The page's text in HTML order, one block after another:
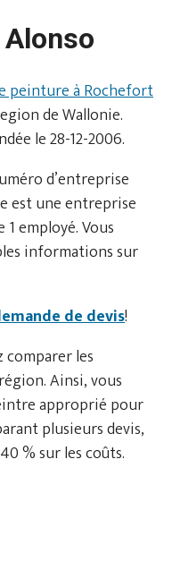
peinture à Rochefort
de Wallonie.
le 28-12-2006.
d’entreprise
est une entreprise
employé. Vous
informations sur
de devis!
comparer les
Ainsi, vous
approprié pour
plusieurs devis,
% sur les coûts.